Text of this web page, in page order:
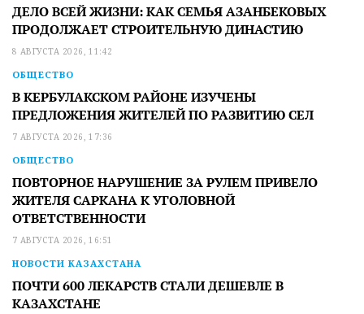
ДЕЛО ВСЕЙ ЖИЗНИ: КАК СЕМЬЯ АЗАНБЕКОВЫХ
ПРОДОЛЖАЕТ СТРОИТЕЛЬНУЮ ДИНАСТИЮ
8 АВГУСТА 2026, 11:42
ОБЩЕСТВО
В КЕРБУЛАКСКОМ РАЙОНЕ ИЗУЧЕНЫ
ПРЕДЛОЖЕНИЯ ЖИТЕЛЕЙ ПО РАЗВИТИЮ СЕЛ
7 АВГУСТА 2026, 17:36
ОБЩЕСТВО
ПОВТОРНОЕ НАРУШЕНИЕ ЗА РУЛЕМ ПРИВЕЛО
ЖИТЕЛЯ САРКАНА К УГОЛОВНОЙ
ОТВЕТСТВЕННОСТИ
7 АВГУСТА 2026, 16:51
НОВОСТИ КАЗАХСТАНА
ПОЧТИ 600 ЛЕКАРСТВ СТАЛИ ДЕШЕВЛЕ В
КАЗАХСТАНЕ